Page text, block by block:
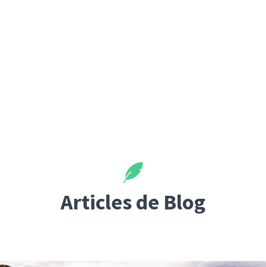
Articles de Blog